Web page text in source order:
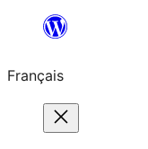
contenu
Français